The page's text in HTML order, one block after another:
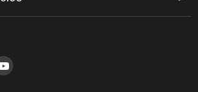
Instagram
en RSSen X
Encuéntranos en YouTube